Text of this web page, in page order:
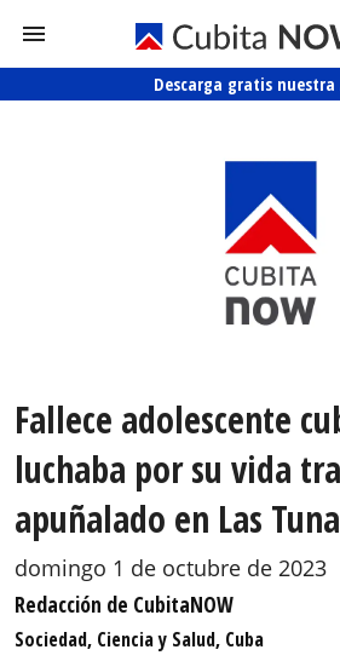
Descarga gratis nuestra
Fallece adolescente
luchaba por su vida
apuñalado en Las
domingo 1 de octubre de 2023
Redacción de CubitaNOW
Sociedad, Ciencia y Salud, Cuba